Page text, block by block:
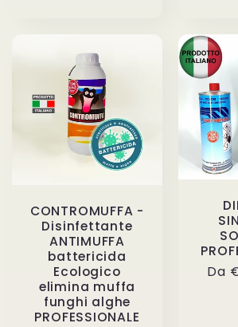
CONTROMUFFA -
Disinfettante
ANTIMUFFA
battericida
Ecologico
elimina muffa
funghi alghe
PROFESSIONALE
Da